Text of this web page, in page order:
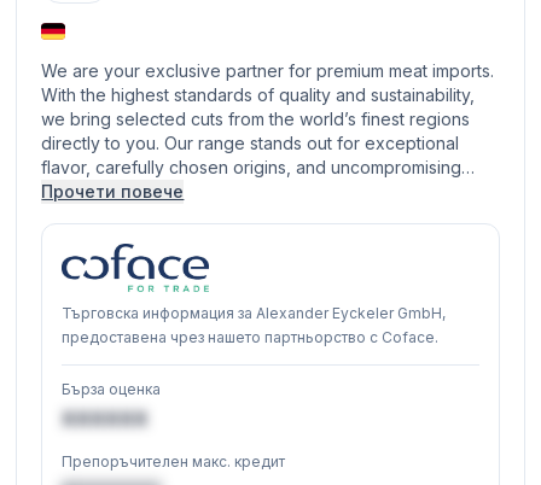
We are your exclusive partner for premium meat imports.
With the highest standards of quality and sustainability,
we bring selected cuts from the world’s finest regions
directly to you. Our range stands out for exceptional
flavor, carefully chosen origins, and uncompromising…
Прочети повече
Търговска информация за Alexander Eyckeler GmbH,
предоставена чрез нашето партньорство с Coface.
Бърза оценка
XXXXXX
Препоръчителен макс. кредит